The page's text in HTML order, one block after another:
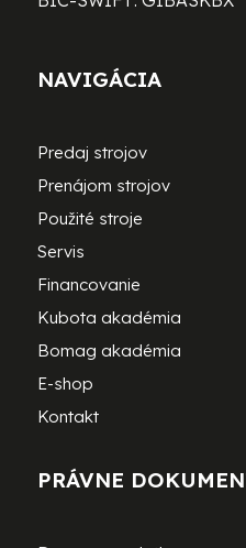
NAVIGÁCIA
Predaj strojov
Prenájom strojov
Použité stroje
Servis
Financovanie
Kubota akadémia
Bomag akadémia
E-shop
Kontakt
PRÁVNE